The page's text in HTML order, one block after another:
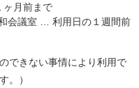
月前まで
会議室 … 利用日の１週間前
できない事情により利用で
。）